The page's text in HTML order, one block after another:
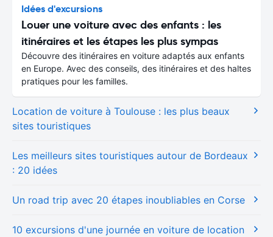
Idées d'excursions
Louer une voiture avec des enfants : les
itinéraires et les étapes les plus sympas
Découvre des itinéraires en voiture adaptés aux enfants
en Europe. Avec des conseils, des itinéraires et des haltes
pratiques pour les familles.
Location de voiture à Toulouse : les plus beaux
sites touristiques
Les meilleurs sites touristiques autour de Bordeaux
: 20 idées
Un road trip avec 20 étapes inoubliables en Corse
10 excursions d'une journée en voiture de location